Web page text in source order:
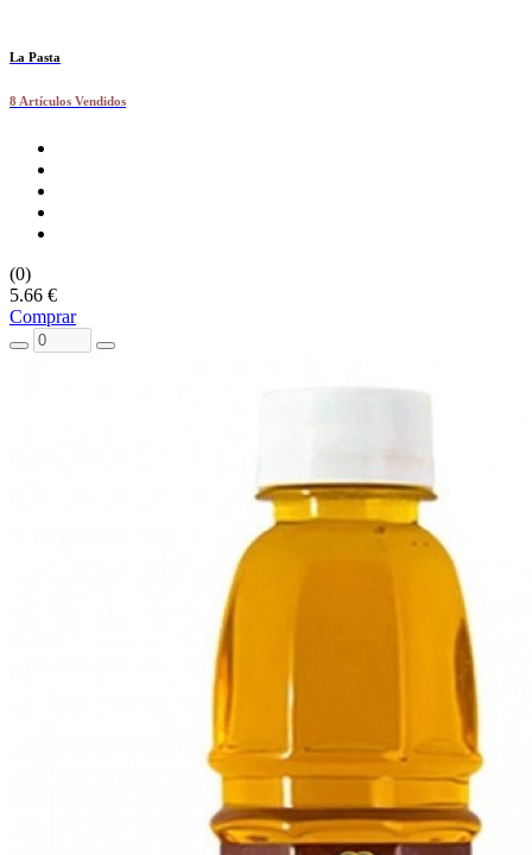
La Pasta
8 Artículos Vendidos
(0)
5.66 €
Comprar